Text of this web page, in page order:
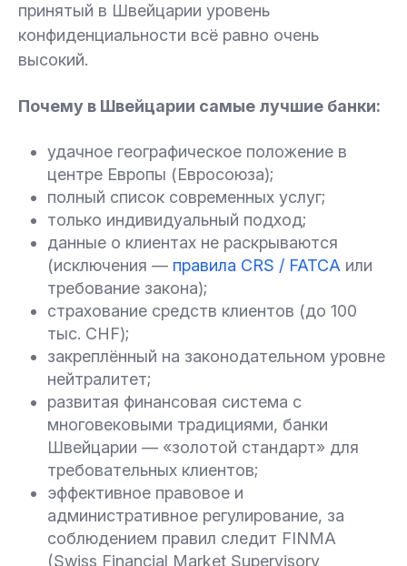
принятый в Швейцарии уровень
конфиденциальности всё равно очень
высокий.
Почему в Швейцарии самые лучшие банки:
удачное географическое положение в
центре Европы (Евросоюза);
полный список современных услуг;
только индивидуальный подход;
данные о клиентах не раскрываются
(исключения — правила CRS / FATCA или
требование закона);
страхование средств клиентов (до 100
тыс. CHF);
закреплённый на законодательном уровне
нейтралитет;
развитая финансовая система с
многовековыми традициями, банки
Швейцарии — «золотой стандарт» для
требовательных клиентов;
эффективное правовое и
административное регулирование, за
соблюдением правил следит FINMA
(Swiss Financial Market Supervisory